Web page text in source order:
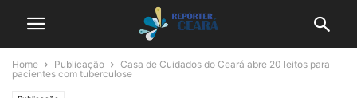
Home Publicação
Casa de Cuidados do Ceará abre 20 leitos para
pacientes com tuberculose